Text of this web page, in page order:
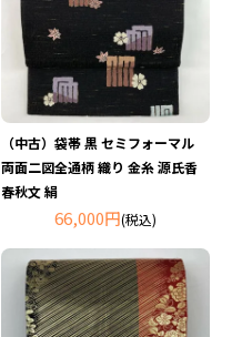
（中古）袋帯 黒 セミフォーマル
両面二図全通柄 織り 金糸 源氏香
春秋文 絹
66,000円(税込)